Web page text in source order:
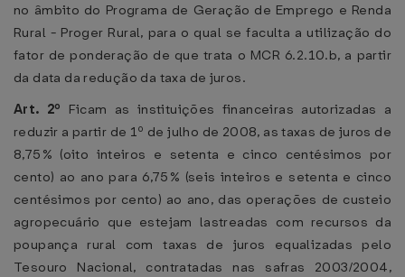
no âmbito do Programa de Geração de Emprego e Renda
Rural - Proger Rural, para o qual se faculta a utilização do
fator de ponderação de que trata o MCR 6.2.10.b, a partir
da data da redução da taxa de juros.
Art. 2º Ficam as instituições financeiras autorizadas a
reduzir a partir de 1º de julho de 2008, as taxas de juros de
8,75% (oito inteiros e setenta e cinco centésimos por
cento) ao ano para 6,75% (seis inteiros e setenta e cinco
centésimos por cento) ao ano, das operações de custeio
agropecuário que estejam lastreadas com recursos da
poupança rural com taxas de juros equalizadas pelo
Tesouro Nacional, contratadas nas safras 2003/2004,